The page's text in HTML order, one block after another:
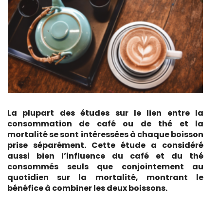
La plupart des études sur le lien entre la
consommation de café ou de thé et la
mortalité se sont intéressées à chaque boisson
prise séparément. Cette étude a considéré
aussi bien l’influence du café et du thé
consommés seuls que conjointement au
quotidien sur la mortalité, montrant le
bénéfice à combiner les deux boissons.